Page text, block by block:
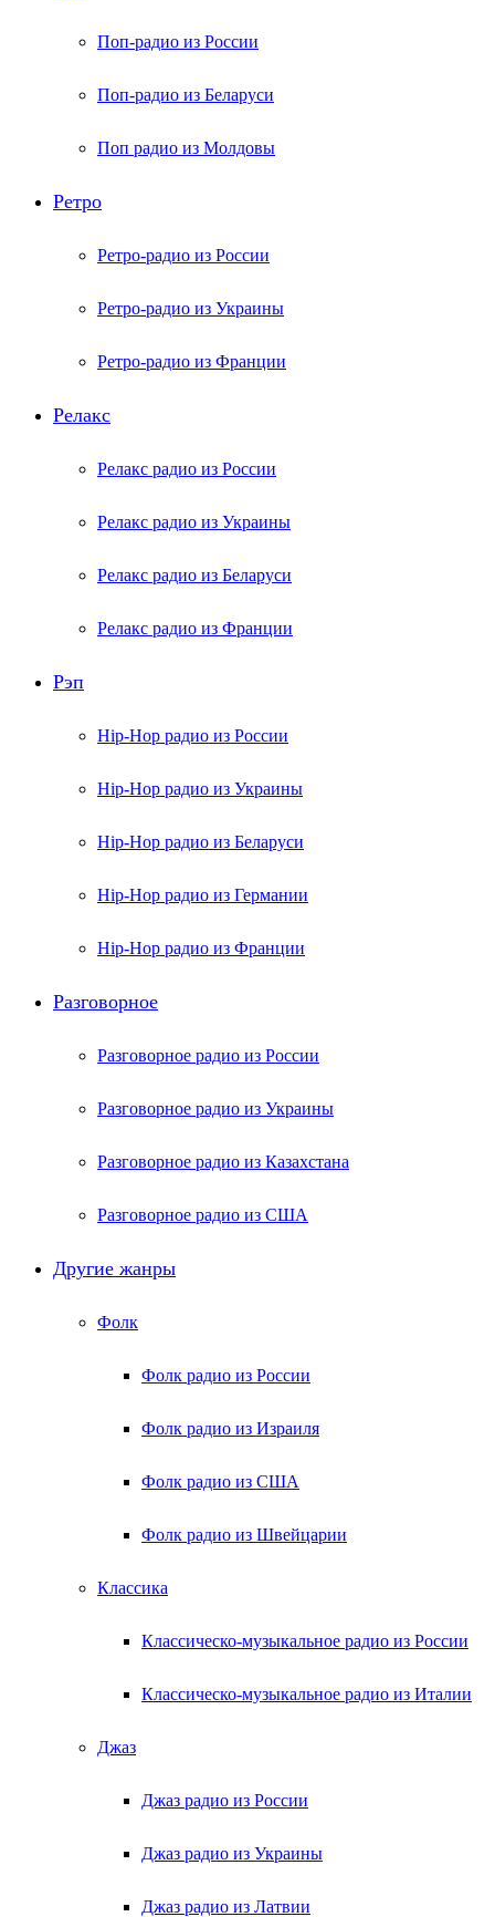
Поп-радио из России
Поп-радио из Беларуси
Поп радио из Молдовы
Ретро
Ретро-радио из России
Ретро-радио из Украины
Ретро-радио из Франции
Релакс
Релакс радио из России
Релакс радио из Украины
Релакс радио из Беларуси
Релакс радио из Франции
Рэп
Hip-Hop радио из России
Hip-Hop радио из Украины
Hip-Hop радио из Беларуси
Hip-Hop радио из Германии
Hip-Hop радио из Франции
Разговорное
Разговорное радио из России
Разговорное радио из Украины
Разговорное радио из Казахстана
Разговорное радио из США
Другие жанры
Фолк
Фолк радио из России
Фолк радио из Израиля
Фолк радио из США
Фолк радио из Швейцарии
Классика
Классическо-музыкальное радио из России
Классическо-музыкальное радио из Италии
Джаз
Джаз радио из России
Джаз радио из Украины
Джаз радио из Латвии